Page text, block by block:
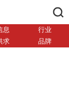
息
行业
求 品牌